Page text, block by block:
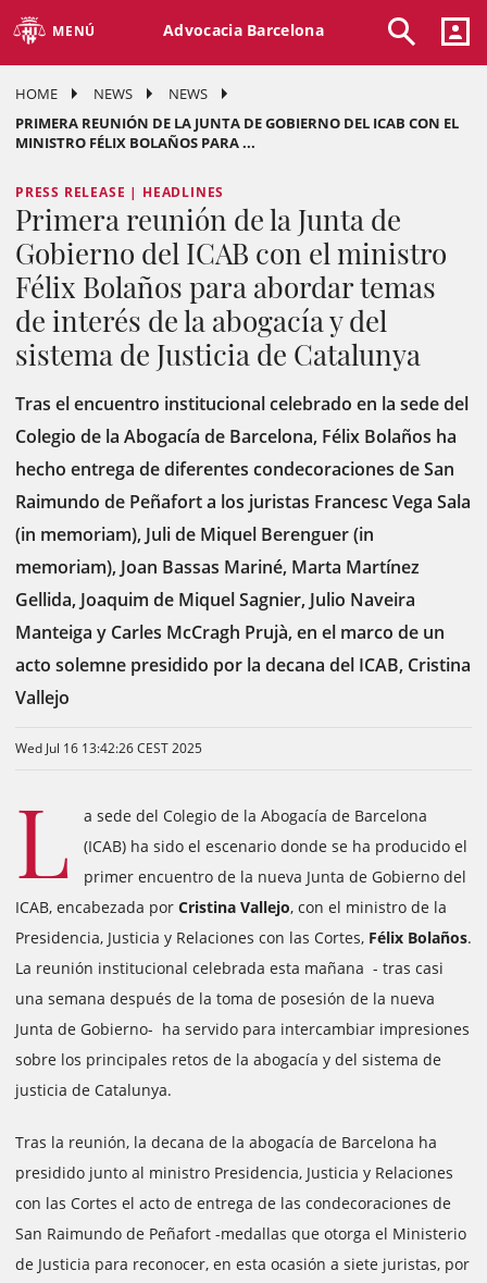
MENÚ Advocacia Barcelona
HOME NEWS
NEWS
PRIMERA REUNIÓN DE LA JUNTA DE GOBIERNO DEL ICAB CON EL
MINISTRO FÉLIX BOLAÑOS PARA ...
PRESS RELEASE | HEADLINES
Primera reunión de la Junta de
Gobierno del ICAB con el ministro
Félix Bolaños para abordar temas
de interés de la abogacía y del
sistema de Justicia de Catalunya
Tras el encuentro institucional celebrado en la sede del
Colegio de la Abogacía de Barcelona, Félix Bolaños ha
hecho entrega de diferentes condecoraciones de San
Raimundo de Peñafort a los juristas Francesc Vega Sala
(in memoriam), Juli de Miquel Berenguer (in
memoriam), Joan Bassas Mariné, Marta Martínez
Gellida, Joaquim de Miquel Sagnier, Julio Naveira
Manteiga y Carles McCragh Prujà, en el marco de un
acto solemne presidido por la decana del ICAB, Cristina
Vallejo
Wed Jul 16 13:42:26 CEST 2025
L
a sede del Colegio de la Abogacía de Barcelona
(ICAB) ha sido el escenario donde se ha producido el
primer encuentro de la nueva Junta de Gobierno del
ICAB, encabezada por Cristina Vallejo, con el ministro de la
Presidencia, Justicia y Relaciones con las Cortes, Félix Bolaños.
La reunión institucional celebrada esta mañana - tras casi
una semana después de la toma de posesión de la nueva
Junta de Gobierno- ha servido para intercambiar impresiones
sobre los principales retos de la abogacía y del sistema de
justicia de Catalunya.
Tras la reunión, la decana de la abogacía de Barcelona ha
presidido junto al ministro Presidencia, Justicia y Relaciones
con las Cortes el acto de entrega de las condecoraciones de
San Raimundo de Peñafort -medallas que otorga el Ministerio
de Justicia para reconocer, en esta ocasión a siete juristas, por